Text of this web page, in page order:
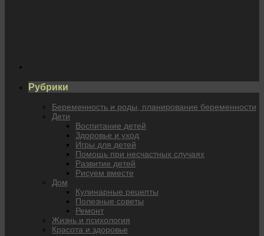
Рубрики
Беременность и роды, планирование беременности
Дети
Воспитание детей
Здоровье и уход
Игры для детей
Помощь при несчастных случаях
Развитие детей
Рисуем вместе
Дом
Кулинарные рецепты
Полезные советы
Ремонт
Жизнь и психология
Красота и здоровье